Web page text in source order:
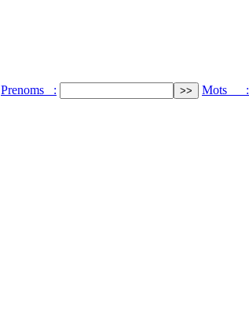
Prenoms : Mots :